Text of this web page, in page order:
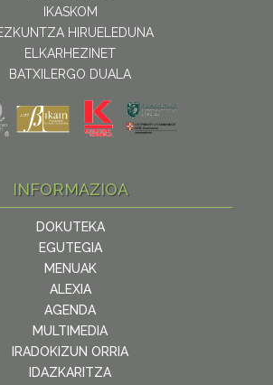
IKASKOM
HIRUELEDUNA
ELKARHEZINET
BATXILERGO DUALA
INFORMAZIOA
DOKUTEKA
EGUTEGIA
MENUAK
ALEXIA
AGENDA
MULTIMEDIA
IRADOKIZUN ORRIA
IDAZKARITZA